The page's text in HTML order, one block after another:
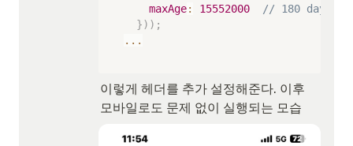
maxAge: 15552000
// 180 days in
}) ) ;
...
이렇게 헤더를 추가 설정해준다. 이후
모바일로도 문제 없이 실행되는 모습